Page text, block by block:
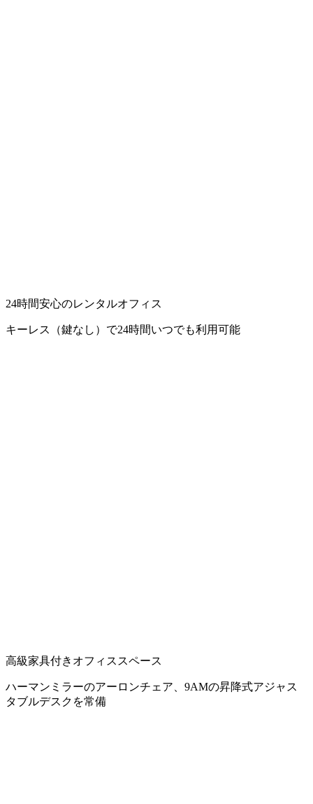
24時間安心のレンタルオフィス
キーレス（鍵なし）で24時間いつでも利用可能
高級家具付きオフィススペース
ハーマンミラーのアーロンチェア、9AMの昇降式アジャス
タブルデスクを常備